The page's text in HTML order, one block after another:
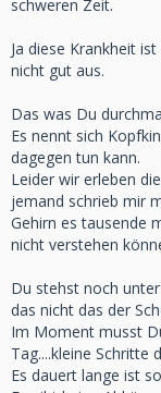
schweren Zeit.
Ja diese Krankheit
nicht gut aus.
Das was Du
Es nennt sich
dagegen tun kann.
Leider wir erleben
jemand schrieb mir
Gehirn es tausende
nicht verstehen
Du stehst noch
das nicht das der
Im Moment musst
Tag....kleine Schritte
Es dauert lange ist